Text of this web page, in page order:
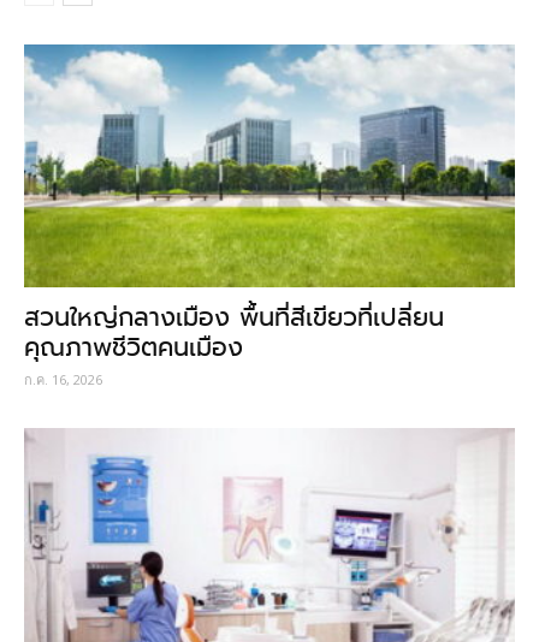
สวนใหญ่กลางเมือง พื้นที่สีเขียวที่เปลี่ยน
คุณภาพชีวิตคนเมือง
ก.ค. 16, 2026